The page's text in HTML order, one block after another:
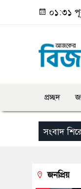
০১:৩১
প্রচ্ছদ
সংবাদ
জনপ্রিয়